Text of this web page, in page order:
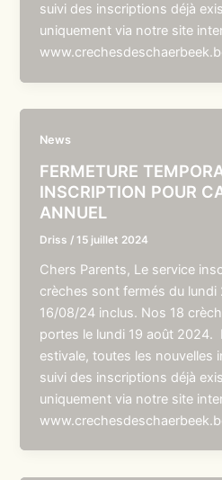
suivi des inscriptions déjà
uniquement via notre site
News
FERMETURE
INSCRIPTION POUR
ANNUEL
Driss /15 juillet 2024
Chers Parents, Le service
crèches sont fermés du
16/08/24 inclus. Nos 18
portes le lundi 19 août 2024.
estivale, toutes les nouvelles
suivi des inscriptions déjà
uniquement via notre site